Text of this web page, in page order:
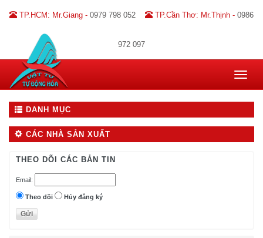
TP.HCM: Mr.Giang - 0979 798 052 TP.Cần Thơ: Mr.Thịnh - 0986
972 097
Toggle
DANH MỤC
CÁC NHÀ SẢN XUẤT
THEO DÕI CÁC BẢN TIN
Email:
Theo dõi Hủy đăng ký